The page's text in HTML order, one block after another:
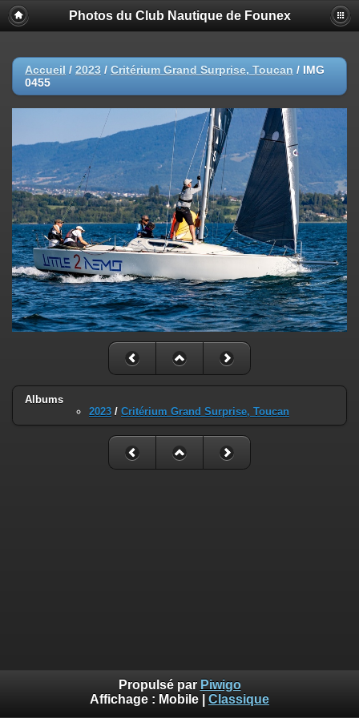
Photos du Club Nautique de Founex
Accueil / 2023 / Critérium Grand Surprise, Toucan / IMG
0455
Albums
2023 / Critérium Grand Surprise, Toucan
Propulsé par Piwigo
Affichage : Mobile Classique